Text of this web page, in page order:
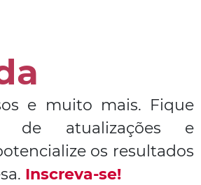
e muito mais. Fique
de atualizações e
os resultados
Inscreva-se!